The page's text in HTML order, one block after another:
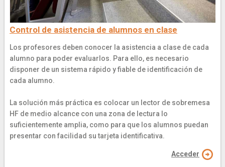
Control de asistencia de alumnos en clase
Los profesores deben conocer la asistencia a clase de cada
alumno para poder evaluarlos. Para ello, es necesario
disponer de un sistema rápido y fiable de identificación de
cada alumno.
La solución más práctica es colocar un lector de sobremesa
HF de medio alcance con una zona de lectura lo
suficientemente amplia, como para que los alumnos puedan
presentar con facilidad su tarjeta identificativa.
Acceder